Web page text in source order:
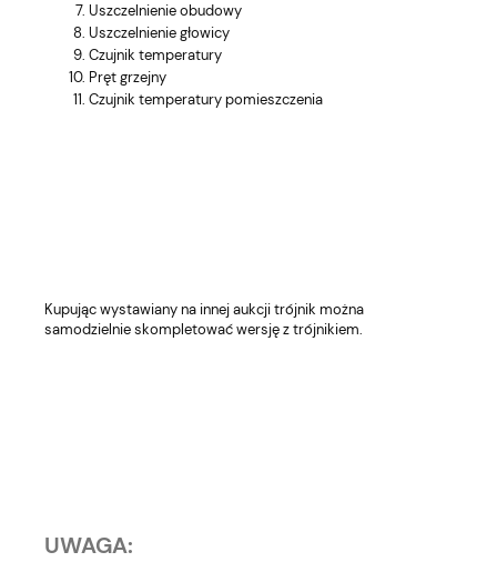
Uszczelnienie obudowy
Uszczelnienie głowicy
Czujnik temperatury
Pręt grzejny
Czujnik temperatury pomieszczenia
Kupując wystawiany na innej aukcji trójnik można
samodzielnie skompletować wersję z trójnikiem.
UWAGA: